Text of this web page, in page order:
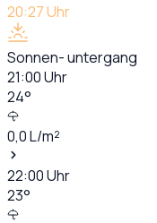
20:27Uhr
Sonnen- untergang
21:00Uhr
24°
0,0L/m²
22:00Uhr
23°